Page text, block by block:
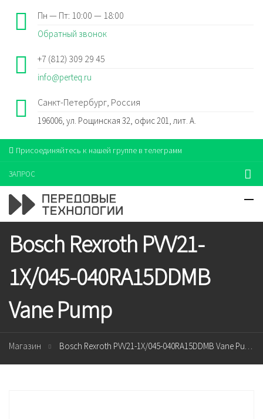
Пн — Пт: 10:00 — 18:00
Обратный звонок
+7 (812) 309 29 45
info@perteq.ru
Санкт-Петербург, Россия
196006, ул. Рощинская 32, офис 201, лит. А.
Присоединяйтесь к нашей группе в телеграмм
ЗАПРОС
Bosch Rexroth PVV21-
1X/045-040RA15DDMB
Vane Pump
Магазин Bosch Rexroth PVV21-1X/045-040RA15DDMB Vane Pump